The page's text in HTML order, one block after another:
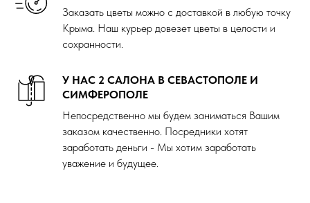
Заказать цветы можно с доставкой в любую точку
Крыма. Наш курьер довезет цветы в целости и
сохранности.
У НАС 2 САЛОНА В СЕВАСТОПОЛЕ И
СИМФЕРОПОЛЕ
Непосредственно мы будем заниматься Вашим
заказом качественно. Посредники хотят
заработать деньги - Мы хотим заработать
уважение и будущее.